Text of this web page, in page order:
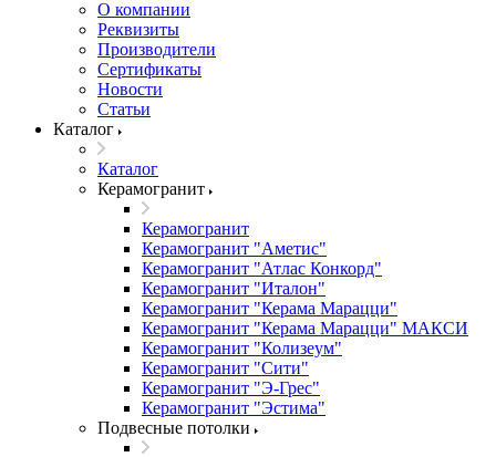
О компании
Реквизиты
Производители
Сертификаты
Новости
Статьи
Каталог
Каталог
Керамогранит
Керамогранит
Керамогранит "Аметис"
Керамогранит "Атлас Конкорд"
Керамогранит "Италон"
Керамогранит "Керама Марацци"
Керамогранит "Керама Марацци" МАКСИ
Керамогранит "Колизеум"
Керамогранит "Сити"
Керамогранит "Э-Грес"
Керамогранит "Эстима"
Подвесные потолки